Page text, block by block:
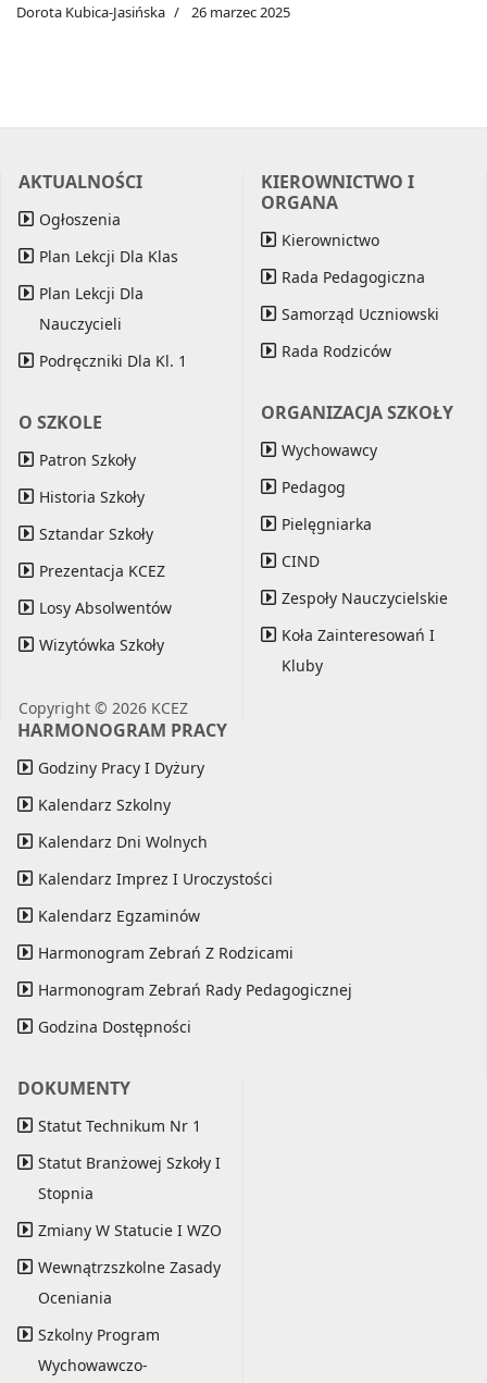
Dorota Kubica-Jasińska 26 marzec 2025
AKTUALNOŚCI
Ogłoszenia
Plan Lekcji Dla Klas
Plan Lekcji Dla
Nauczycieli
Podręczniki Dla Kl. 1
O SZKOLE
Patron Szkoły
Historia Szkoły
Sztandar Szkoły
Prezentacja KCEZ
Losy Absolwentów
Wizytówka Szkoły
Copyright © 2026 KCEZ
KIEROWNICTWO I
ORGANA
Kierownictwo
Rada Pedagogiczna
Samorząd Uczniowski
Rada Rodziców
ORGANIZACJA SZKOŁY
Wychowawcy
Pedagog
Pielęgniarka
CIND
Zespoły Nauczycielskie
Koła Zainteresowań I
Kluby
HARMONOGRAM PRACY
Godziny Pracy I Dyżury
Kalendarz Szkolny
Kalendarz Dni Wolnych
Kalendarz Imprez I Uroczystości
Kalendarz Egzaminów
Harmonogram Zebrań Z Rodzicami
Harmonogram Zebrań Rady Pedagogicznej
Godzina Dostępności
DOKUMENTY
Statut Technikum Nr 1
Statut Branżowej Szkoły I
Stopnia
Zmiany W Statucie I WZO
Wewnątrzszkolne Zasady
Oceniania
Szkolny Program
Wychowawczo-